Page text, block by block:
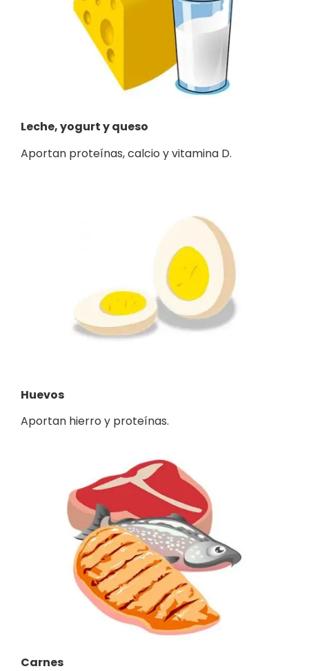
Leche, yogurt y queso
Aportan proteínas, calcio y vitamina D.
Huevos
Aportan hierro y proteínas.
Carnes